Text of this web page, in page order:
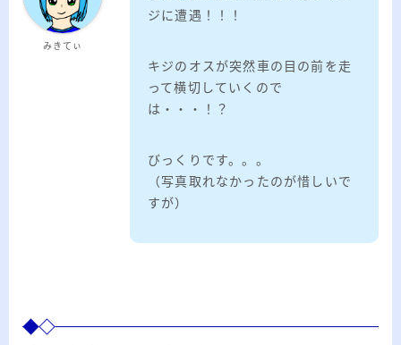
カテゴリー
みきてぃ
ジに遭遇！！！
キジのオスが突然車の目の前を走
って横切していくので
は・・・！？
びっくりです。。。
（写真取れなかったのが惜しいで
すが）